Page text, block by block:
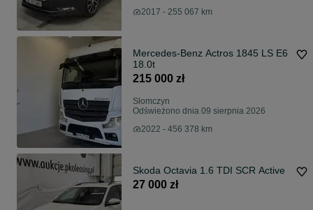
2017 - 255 067 km
Mercedes-Benz Actros 1845 LS E6
18.0t
215 000 zł
Słomczyn
Odświeżono dnia 09 sierpnia 2026
2022 - 456 378 km
Skoda Octavia 1.6 TDI SCR Active
27 000 zł